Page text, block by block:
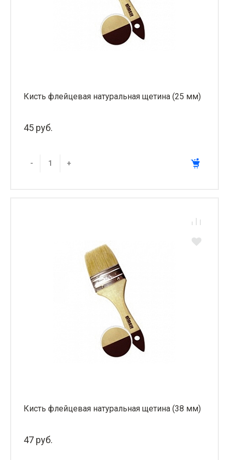
Кисть флейцевая натуральная щетина (25 мм)
45 руб.
- +
Кисть флейцевая натуральная щетина (38 мм)
47 руб.